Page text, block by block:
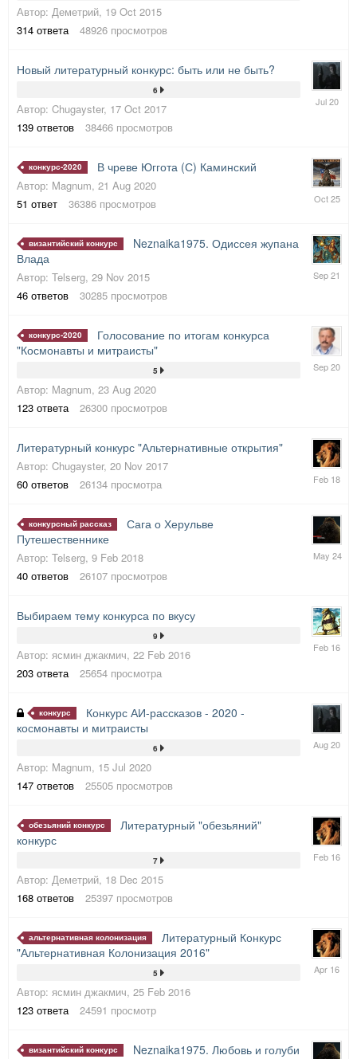
Автор: Деметрий, 19 Oct 2015
314 ответа 48926 просмотров
Новый литературный конкурс: быть или не быть?
6
Автор: Chugayster, 17 Oct 2017
139 ответов 38466 просмотров
15
конкурс-2020 В чреве Юггота (С) Каминский
Автор: Magnum, 21 Aug 2020
51 ответ 36386 просмотров
15
византийский конкурс
Neznaika1975. Одиссея жупана
Влада
Автор: Telserg, 29 Nov 2015
46 ответов 30285 просмотров
15
Sep
конкурс-2020
Голосование по итогам конкурса
"Космонавты и митраисты"
5
Автор: Magnum, 23 Aug 2020
123 ответа 26300 просмотров
13
Sep
Литературный конкурс "Альтернативные открытия"
Автор: Chugayster, 20 Nov 2017
60 ответов 26134 просмотра
13
конкурсный рассказ
Сага о Херульве
Путешественнике
Автор: Telserg, 9 Feb 2018
40 ответов 26107 просмотров
15
May
Выбираем тему конкурса по вкусу
9
Автор: ясмин джакмич, 22 Feb 2016
203 ответа 25654 просмотра
27
конкурс
Конкурс АИ-рассказов - 2020 -
космонавты и митраисты
6
Автор: Magnum, 15 Jul 2020
147 ответов 25505 просмотров
24
Aug
обезьяний конкурс
Литературный "обезьяний"
конкурс
7
Автор: Деметрий, 18 Dec 2015
168 ответов 25397 просмотров
24
альтернативная колонизация
Литературный Конкурс
"Альтернативная Колонизация 2016"
5
Автор: ясмин джакмич, 25 Feb 2016
123 ответа 24591 просмотр
4
Apr
византийский конкурс Neznaika1975. Любовь и голуби